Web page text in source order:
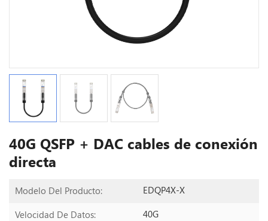
40G QSFP + DAC cables de conexión
directa
Modelo Del Producto: EDQP4X-X
Velocidad De Datos: 40G